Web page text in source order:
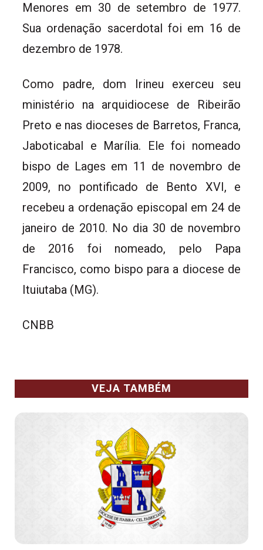
Menores em 30 de setembro de 1977.
Sua ordenação sacerdotal foi em 16 de
dezembro de 1978.
Como padre, dom Irineu exerceu seu
ministério na arquidiocese de Ribeirão
Preto e nas dioceses de Barretos, Franca,
Jaboticabal e Marília. Ele foi nomeado
bispo de Lages em 11 de novembro de
2009, no pontificado de Bento XVI, e
recebeu a ordenação episcopal em 24 de
janeiro de 2010. No dia 30 de novembro
de 2016 foi nomeado, pelo Papa
Francisco, como bispo para a diocese de
Ituiutaba (MG).
CNBB
VEJA TAMBÉM